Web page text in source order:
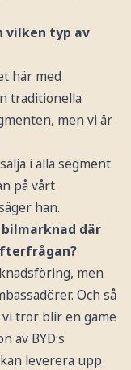
vilken typ av
här med
traditionella
men vi är
i alla segment
på vårt
han.
där
men
Och så
vi tror blir en game
av BYD:s
leverera upp